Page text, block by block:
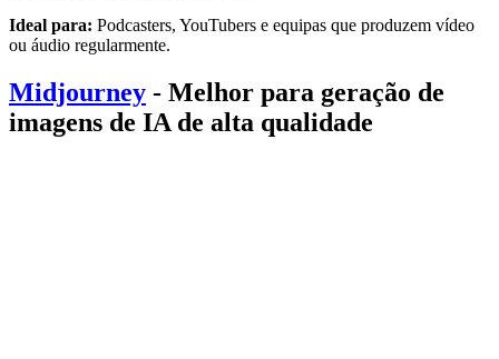
Ideal para: Podcasters, YouTubers e equipas que produzem vídeo
ou áudio regularmente.
Midjourney - Melhor para geração de
imagens de IA de alta qualidade